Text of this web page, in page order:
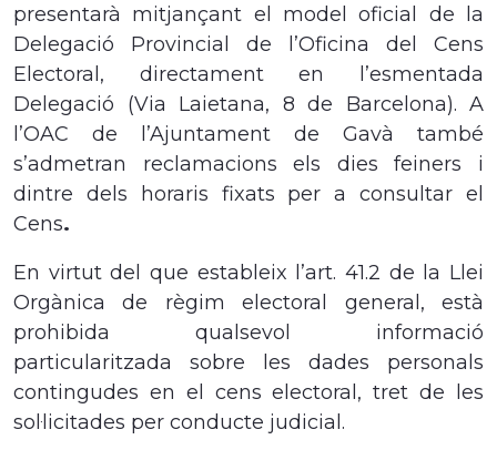
presentarà mitjançant el model oficial de la
Delegació Provincial de l’Oficina del Cens
Electoral, directament en l’esmentada
Delegació (Via Laietana, 8 de Barcelona). A
l’OAC de l’Ajuntament de Gavà també
s’admetran reclamacions els dies feiners i
dintre dels horaris fixats per a consultar el
Cens.
En virtut del que estableix l’art. 41.2 de la Llei
Orgànica de règim electoral general, està
prohibida qualsevol informació
particularitzada sobre les dades personals
contingudes en el cens electoral, tret de les
sol·licitades per conducte judicial.